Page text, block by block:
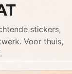
stickers,
Voor thuis,